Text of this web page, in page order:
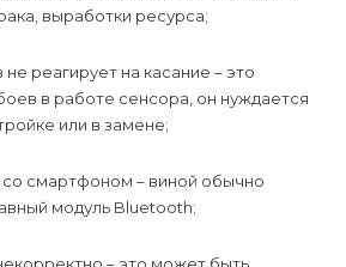
выработки ресурса;
реагирует на касание – это
в работе сенсора, он нуждается
или в замене;
со смартфоном – виной обычно
модуль Bluetooth;